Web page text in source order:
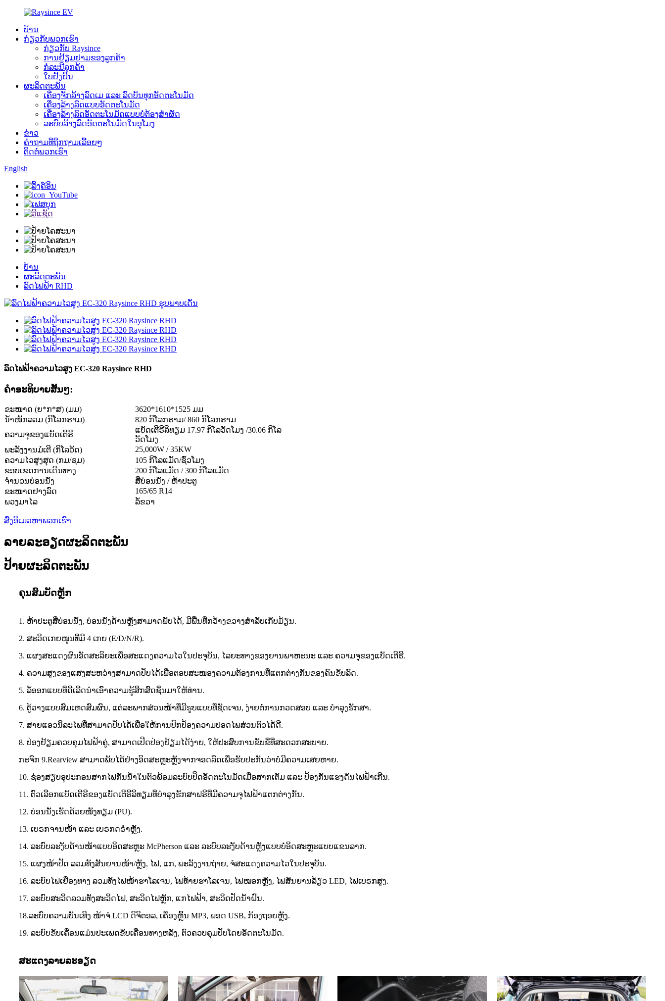
ບ້ານ
ກ່ຽວກັບພວກເຮົາ
ກ່ຽວກັບ Raysince
ການຢ້ຽມຢາມຂອງລູກຄ້າ
ກໍລະນີລູກຄ້າ
ໃບຢັ້ງຢືນ
ຜະລິດຕະພັນ
ເຄື່ອງຈັກລ້າງລົດເມ ແລະ ລົດບັນທຸກອັດຕະໂນມັດ
ເຄື່ອງລ້າງລົດແບບອັດຕະໂນມັດ
ເຄື່ອງລ້າງລົດອັດຕະໂນມັດແບບບໍ່ຕ້ອງສຳຜັດ
ລະບົບລ້າງລົດອັດຕະໂນມັດໃນອຸໂມງ
ຂ່າວ
ຄຳຖາມທີ່ຖືກຖາມເລື້ອຍໆ
ຕິດຕໍ່ພວກເຮົາ
English
ບ້ານ
ຜະລິດຕະພັນ
ລົດໄຟຟ້າ RHD
ລົດໄຟຟ້າຄວາມໄວສູງ EC-320 Raysince RHD
ຄໍາອະທິບາຍສັ້ນໆ:
ຂະໜາດ (ຍ*ກ*ສ) (ມມ)
3620*1610*1525 ມມ
ນ້ຳໜັກລວມ (ກິໂລກຣາມ)
820 ກິໂລກຣາມ/ 860 ກິໂລກຣາມ
ຄວາມຈຸຂອງແບັດເຕີຣີ
ແບັດເຕີຣີລິທຽມ 17.97 ກິໂລວັດໂມງ /30.06 ກິໂລ
ວັດໂມງ
ພະລັງງານມໍເຕີ (ກິໂລວັດ)
25,000W / 35KW
ຄວາມໄວສູງສຸດ (ກມ/ຊມ)
105 ກິໂລແມັດ/ຊົ່ວໂມງ
ຂອບເຂດການເດີນທາງ
200 ກິໂລແມັດ / 300 ກິໂລແມັດ
ຈຳນວນບ່ອນນັ່ງ
ສີ່ບ່ອນນັ່ງ / ຫ້າປະຕູ
ຂະໜາດຢາງລົດ
165/65 R14
ພວງມາໄລ
ລໍ້ຂວາ
ສົ່ງອີເມວຫາພວກເຮົາ
ລາຍລະອຽດຜະລິດຕະພັນ
ປ້າຍຜະລິດຕະພັນ
ຄຸນສົມບັດຫຼັກ
1. ຫ້າປະຕູສີ່ບ່ອນນັ່ງ, ບ່ອນນັ່ງດ້ານຫຼັງສາມາດພັບໄດ້, ມີພື້ນທີ່ກວ້າງຂວາງສຳລັບເກັບມ້ຽນ.
2. ສະວິດເກຍໝູນທີ່ມີ 4 ເກຍ (E/D/N/R).
3. ແຜງສະແດງຜົນອັດສະລິຍະເພື່ອສະແດງຄວາມໄວໃນປະຈຸບັນ, ໄລຍະທາງຂອງຍານພາຫະນະ ແລະ ຄວາມຈຸຂອງແບັດເຕີຣີ.
4. ຄວາມສູງຂອງແສງສະຫວ່າງສາມາດປັບໄດ້ເພື່ອຕອບສະໜອງຄວາມຕ້ອງການທີ່ແຕກຕ່າງກັນຂອງຄົນຂັບລົດ.
5. ລໍ້ອອກແບບທີ່ດີເລີດນຳເອົາຄວາມຮູ້ສຶກສົດຊື່ນມາໃຫ້ທ່ານ.
6. ຕູ້ວາງແບບສົມເຫດສົມຜົນ, ແຕ່ລະພາກສ່ວນໜ້າທີ່ມີຮູບແບບທີ່ຊັດເຈນ, ງ່າຍຕໍ່ການກວດສອບ ແລະ ບຳລຸງຮັກສາ.
7. ສາຍແອວນິລະໄພທີ່ສາມາດປັບໄດ້ເພື່ອໃຫ້ການປົກປ້ອງຄວາມປອດໄພສ່ວນຕົວໄດ້ດີ.
8. ປ່ອງຢ້ຽມຄວບຄຸມໄຟຟ້າຄູ່, ສາມາດເປີດປ່ອງຢ້ຽມໄດ້ງ່າຍ, ໃຫ້ປະສົບການຂັບຂີ່ທີ່ສະດວກສະບາຍ.
ກະຈົກ 9.Rearview ສາມາດພັບໄດ້ຢ່າງອິດສະຫຼະຫຼັງຈາກຈອດລົດເພື່ອຮັບປະກັນວ່າບໍ່ມີຄວາມເສຍຫາຍ.
10. ຊ່ອງສຽບອຸປະກອນສາກໄຟກັນນ້ຳໃນຕົວພ້ອມລະບົບປິດອັດຕະໂນມັດເມື່ອສາກເຕັມ ແລະ ປ້ອງກັນແຮງດັນໄຟຟ້າເກີນ.
11. ຕົວເລືອກແບັດເຕີຣີຂອງແບັດເຕີຣີລິທຽມທີ່ບຳລຸງຮັກສາຟຣີທີ່ມີຄວາມຈຸໄຟຟ້າແຕກຕ່າງກັນ.
12. ບ່ອນນັ່ງເຮັດດ້ວຍໜັງທຽມ (PU).
13. ເບຣກຈານໜ້າ ແລະ ເບຣກດຣຳຫຼັງ.
14. ລະບົບລະງັບດ້ານໜ້າແບບອິດສະຫຼະ McPherson ແລະ ລະບົບລະງັບດ້ານຫຼັງແບບບໍ່ອິດສະຫຼະແບບແຂນລາກ.
15. ແຜງໜ້າປັດ ລວມທັງສັນຍານໜ້າ/ຫຼັງ, ໄຟ, ແກ, ພະລັງງານຖ່າຍ, ຈໍສະແດງຄວາມໄວໃນປະຈຸບັນ.
16. ລະບົບໄຟເຍືອງທາງ ລວມທັງໄຟໜ້າຮາໂລເຈນ, ໄຟທ້າຍຮາໂລເຈນ, ໄຟໝອກຫຼັງ, ໄຟສັນຍານລ້ຽວ LED, ໄຟເບຣກສູງ.
17. ລະບົບສະວິດລວມທັງສະວິດໄຟ, ສະວິດໄຟຫຼັກ, ແກໄຟຟ້າ, ສະວິດປັດນ້ຳຝົນ.
18.ລະບົບຄວາມບັນເທີງ ໜ້າຈໍ LCD ດິຈິຕອລ, ເຄື່ອງຫຼິ້ນ MP3, ພອດ USB, ກ້ອງຖອຍຫຼັງ.
19. ລະບົບຂັບເຄື່ອນແມ່ນປະເພດຂັບເຄື່ອນທາງຫລັງ, ຕົວຄວບຄຸມປັບໂດຍອັດຕະໂນມັດ.
ສະແດງລາຍລະອຽດ